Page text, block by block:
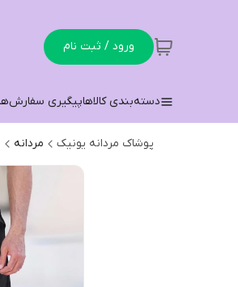
ورود / ثبت نام
دسته‌بندی کالاهاپیگیری سفارش
پوشاک مردانه یونیک مردانه